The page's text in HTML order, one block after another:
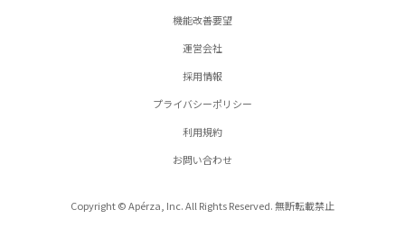
機能改善要望
運営会社
採用情報
プライバシーポリシー
利用規約
お問い合わせ
Copyright © Apérza, Inc. All Rights Reserved. 無断転載禁止